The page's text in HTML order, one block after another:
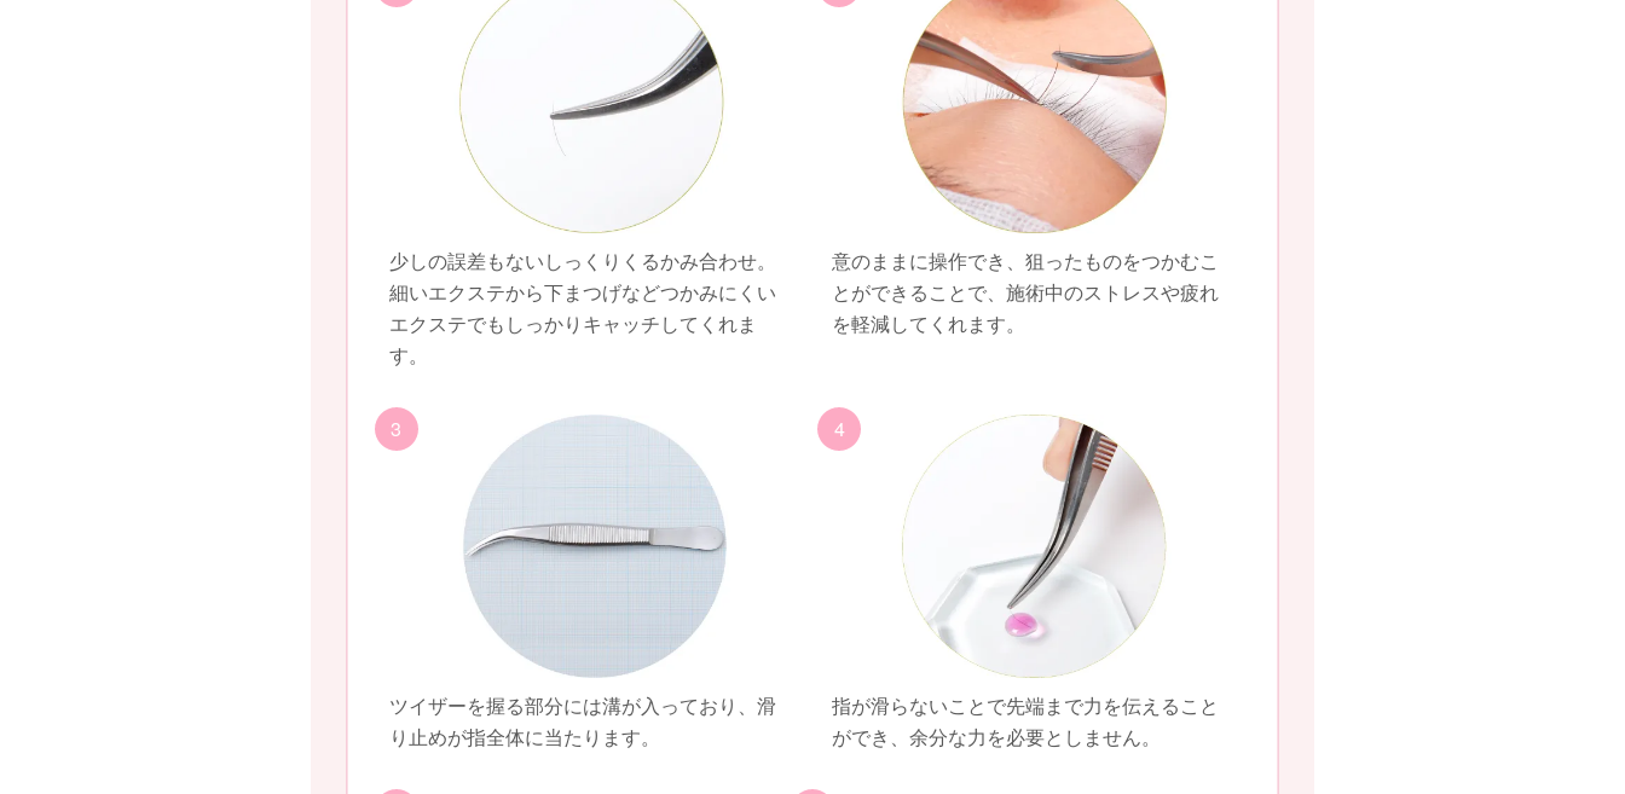
少しの誤差もないしっくりくるかみ合わせ。
細いエクステから下まつげなどつかみにくい
エクステでもしっかりキャッチしてくれま
す。
意のままに操作でき、狙ったものをつかむこ
とができることで、施術中のストレスや疲れ
を軽減してくれます。
3
ツイザーを握る部分には溝が入っており、滑
り止めが指全体に当たります。
4
指が滑らないことで先端まで力を伝えること
ができ、余分な力を必要としません。